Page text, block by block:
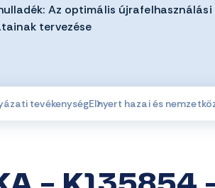
Az optimális
tervezése
tevékenységElnyert hazai és